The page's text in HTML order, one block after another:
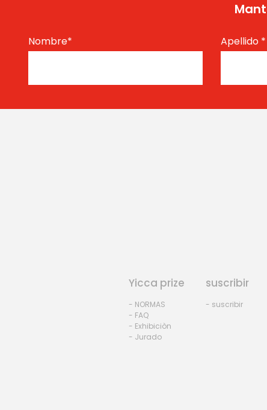
Nombre* Apellido *
Yicca prize
- NORMAS
- FAQ
- Exhibiciòn
- Jurado
suscribir
- suscribir